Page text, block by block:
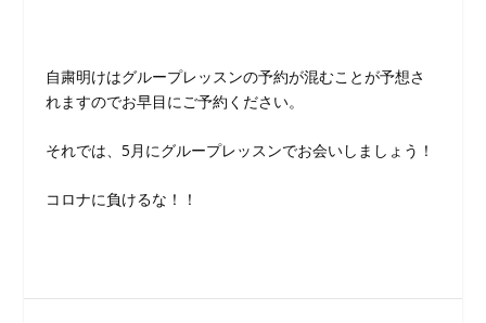
自粛明けはグループレッスンの予約が混むことが予想さ
れますのでお早目にご予約ください。
それでは、5月にグループレッスンでお会いしましょう！
コロナに負けるな！！